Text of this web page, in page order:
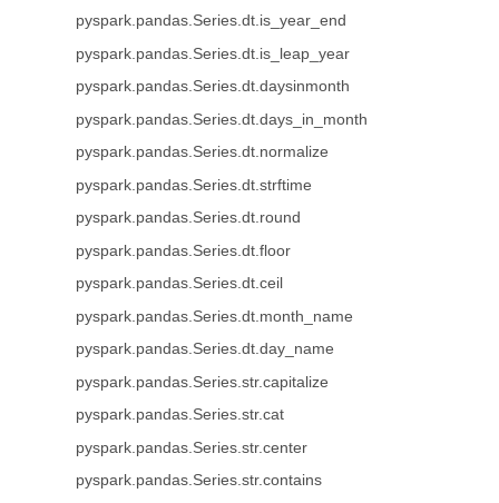
pyspark.pandas.Series.dt.is_year_end
pyspark.pandas.Series.dt.is_leap_year
pyspark.pandas.Series.dt.daysinmonth
pyspark.pandas.Series.dt.days_in_month
pyspark.pandas.Series.dt.normalize
pyspark.pandas.Series.dt.strftime
pyspark.pandas.Series.dt.round
pyspark.pandas.Series.dt.floor
pyspark.pandas.Series.dt.ceil
pyspark.pandas.Series.dt.month_name
pyspark.pandas.Series.dt.day_name
pyspark.pandas.Series.str.capitalize
pyspark.pandas.Series.str.cat
pyspark.pandas.Series.str.center
pyspark.pandas.Series.str.contains